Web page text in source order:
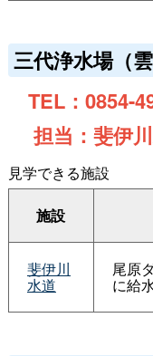
三代浄水場（
TEL：0854-
担当：斐伊
見学できる施設
施設
斐伊川
水道
尾原
に給